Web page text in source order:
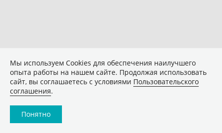
Мы используем Сookies для обеспечения наилучшего
опыта работы на нашем сайте. Продолжая использовать
сайт, вы соглашаетесь с условиями Пользовательского
соглашения.
Понятно